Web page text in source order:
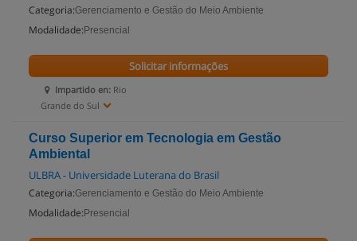
Categoria:Gerenciamento e Gestão do Meio Ambiente
Modalidade: Presencial
Impartido en: Rio
Grande do Sul
Solicitar informações
Curso Superior em Tecnologia em Gestão
Ambiental
ULBRA - Universidade Luterana do Brasil
Categoria:Gerenciamento e Gestão do Meio Ambiente
Modalidade: Presencial